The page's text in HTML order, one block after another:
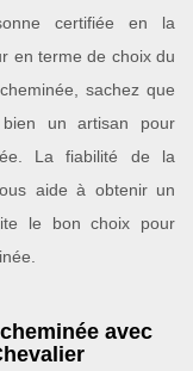
certifiée en la
en terme de choix du
sachez que
un artisan pour
La fiabilité de la
aide à obtenir un
le bon choix pour
avec